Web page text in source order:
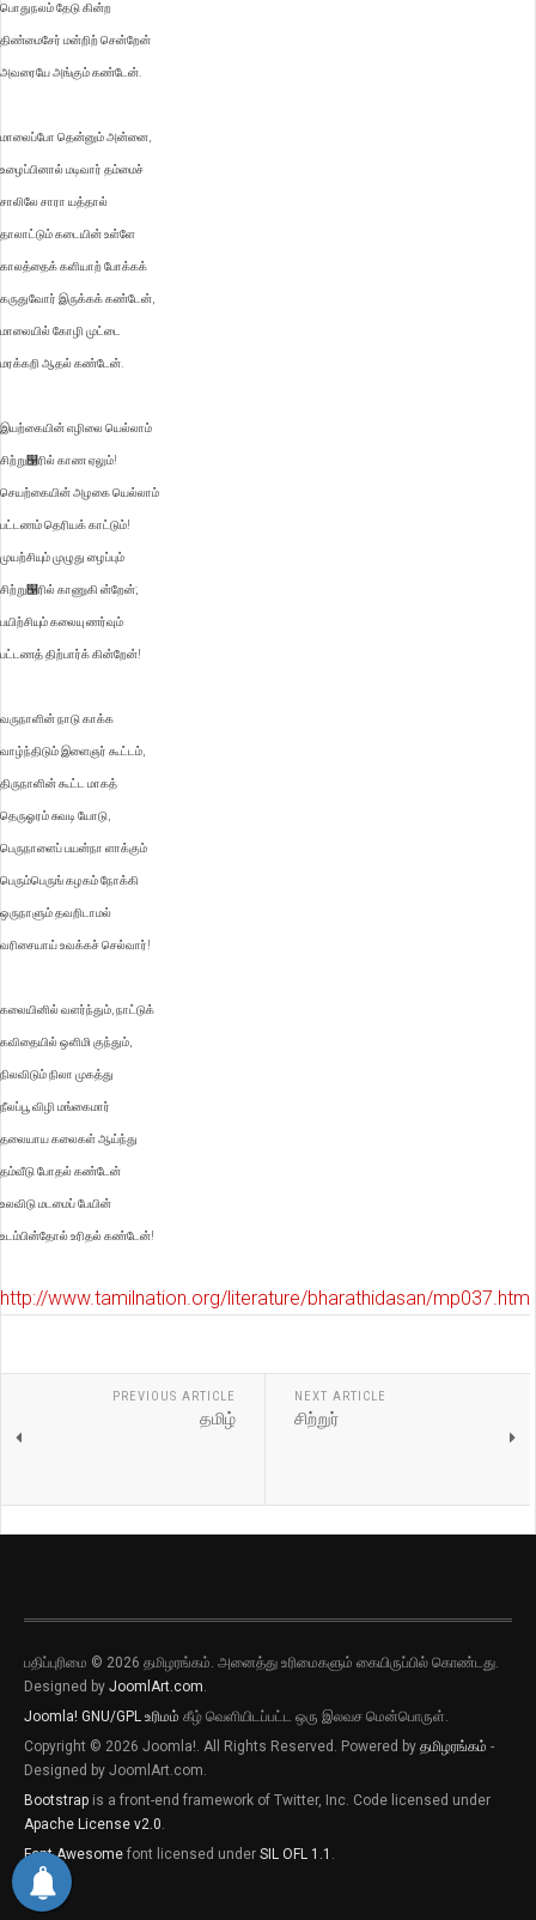
பொதுநலம் தேடு கின்ற
திண்மைசேர் மன்றிற் சென்றேன்
அவரையே அங்கும் கண்டேன்.
மாலைப்போ தென்னும் அன்னை,
உழைப்பினால் மடிவார் தம்மைச்
சாலிலே சாரா யத்தால்
தாலாட்டும் கடையின் உள்ளே
காலத்தைக் களியாற் போக்கக்
கருதுவோர் இருக்கக் கண்டேன்,
மாலையில் கோழி முட்டை
மரக்கறி ஆதல் கண்டேன்.
இயற்கையின் எழிலை யெல்லாம்
சிற்று஡ரில் காண ஏலும்!
செயற்கையின் அழகை யெல்லாம்
பட்டணம் தெரியக் காட்டும்!
முயற்சியும் முழுது ழைப்பும்
சிற்று஡ரில் காணுகி ன்றேன்;
பயிற்சியும் கலையு ணர்வும்
பட்டணத் திற்பார்க் கின்றேன்!
வருநாளின் நாடு காக்க
வாழ்ந்திடும் இளைஞர் கூட்டம்,
திருநாளின் கூட்ட மாகத்
தெருஓரம் சுவடி யோடு,
பெருநாளைப் பயன்நா ளாக்கும்
பெரும்பெருங் கழகம் நோக்கி
ஒருநாளும் தவறிடாமல்
வரிசையாய் உவக்கச் செல்வார்!
கலையினில் வளர்ந்தும், நாட்டுக்
கவிதையில் ஒளிமி குந்தும்,
நிலவிடும் நிலா முகத்து
நீலப்பூ விழி மங்கைமார்
தலையாய கலைகள் ஆய்ந்து
தம்வீடு போதல் கண்டேன்
உலவிடு மடமைப் பேயின்
உடம்பின்தோல் உரிதல் கண்டேன்!
http://www.tamilnation.org/literature/bharathidasan/mp037.htm
PREVIOUS ARTICLE
தமிழ்
NEXT ARTICLE
சிற்றுர்
பதிப்புரிமை © 2026 தமிழரங்கம். அனைத்து உரிமைகளும் கையிருப்பில் கொண்டது.
Designed by JoomlArt.com.
Joomla! GNU/GPL உரிமம் கீழ் வெளியிடப்பட்ட ஒரு இலவச மென்பொருள்.
Copyright © 2026 Joomla!. All Rights Reserved. Powered by தமிழரங்கம் -
Designed by JoomlArt.com.
Bootstrap is a front-end framework of Twitter, Inc. Code licensed under
Apache License v2.0.
Font Awesome font licensed under SIL OFL 1.1 .